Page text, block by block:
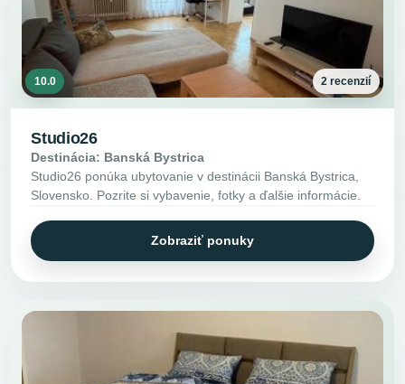
10.0 2 recenzií
Studio26
Destinácia: Banská Bystrica
Studio26 ponúka ubytovanie v destinácii Banská Bystrica,
Slovensko. Pozrite si vybavenie, fotky a ďalšie informácie.
Zobraziť ponuky